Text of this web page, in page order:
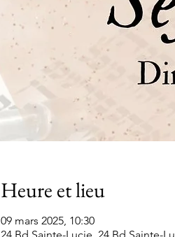
Heure et lieu
09 mars 2025, 10:30